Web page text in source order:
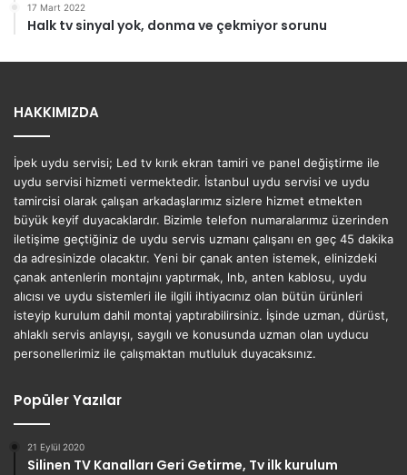
17 Mart 2022
Halk tv sinyal yok, donma ve çekmiyor sorunu
HAKKIMIZDA
İpek uydu servisi; Led tv kırık ekran tamiri ve panel değiştirme ile
uydu servisi hizmeti vermektedir. İstanbul uydu servisi ve uydu
tamircisi olarak çalışan arkadaşlarımız sizlere hizmet etmekten
büyük keyif duyacaklardır. Bizimle telefon numaralarımız üzerinden
iletişime geçtiğiniz de uydu servis uzmanı çalışanı en geç 45 dakika
da adresinizde olacaktır. Yeni bir çanak anten istemek, elinizdeki
çanak antenlerin montajını yaptırmak, lnb, anten kablosu, uydu
alıcısı ve uydu sistemleri ile ilgili ihtiyacınız olan bütün ürünleri
isteyip kurulum dahil montaj yaptırabilirsiniz. İşinde uzman, dürüst,
ahlaklı servis anlayışı, saygılı ve konusunda uzman olan uyducu
personellerimiz ile çalışmaktan mutluluk duyacaksınız.
Popüler Yazılar
21 Eylül 2020
Silinen TV Kanalları Geri Getirme, Tv ilk kurulum